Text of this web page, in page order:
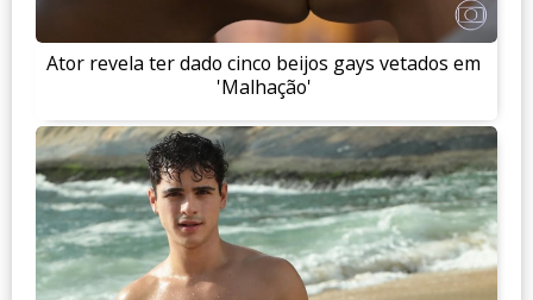
Ator revela ter dado cinco beijos gays vetados em
'Malhação'